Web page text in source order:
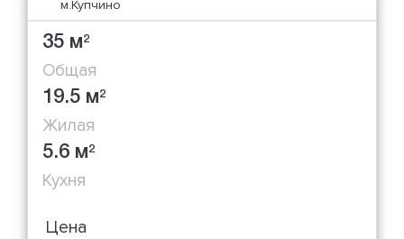
м.Купчино
35 м2
Общая
19.5 м2
Жилая
5.6 м2
Кухня
Цена